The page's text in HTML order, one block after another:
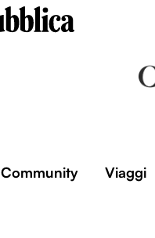
Community Viaggi